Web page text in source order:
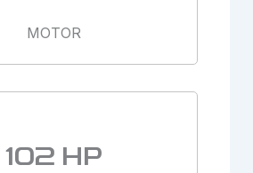
MOTOR
102 HP